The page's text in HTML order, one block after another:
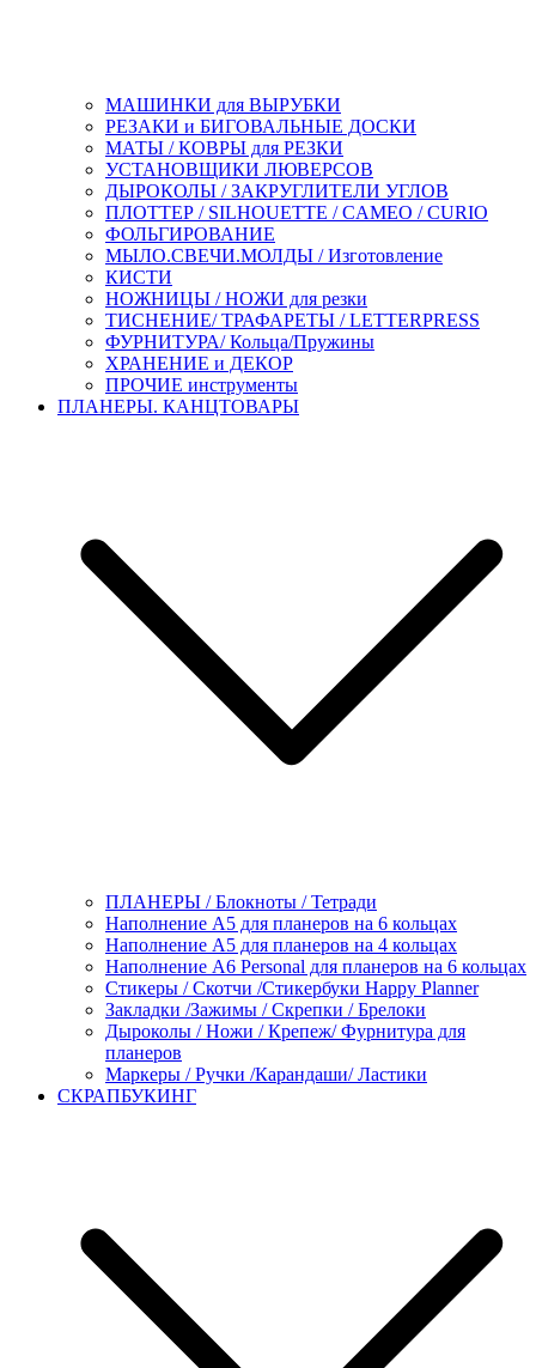
МАШИНКИ для ВЫРУБКИ
РЕЗАКИ и БИГОВАЛЬНЫЕ ДОСКИ
МАТЫ / КОВРЫ для РЕЗКИ
УСТАНОВЩИКИ ЛЮВЕРСОВ
ДЫРОКОЛЫ / ЗАКРУГЛИТЕЛИ УГЛОВ
ПЛОТТЕР / SILHOUETTE / CAMEO / CURIO
ФОЛЬГИРОВАНИЕ
МЫЛО.СВЕЧИ.МОЛДЫ / Изготовление
КИСТИ
НОЖНИЦЫ / НОЖИ для резки
ТИСНЕНИЕ/ ТРАФАРЕТЫ / LETTERPRESS
ФУРНИТУРА/ Кольца/Пружины
ХРАНЕНИЕ и ДЕКОР
ПРОЧИЕ инструменты
ПЛАНЕРЫ. КАНЦТОВАРЫ
ПЛАНЕРЫ / Блокноты / Тетради
Наполнение А5 для планеров на 6 кольцах
Наполнение А5 для планеров на 4 кольцах
Наполнение А6 Personal для планеров на 6 кольцах
Стикеры / Скотчи /Стикербуки Happy Planner
Закладки /Зажимы / Скрепки / Брелоки
Дыроколы / Ножи / Крепеж/ Фурнитура для
планеров
Маркеры / Ручки /Карандаши/ Ластики
СКРАПБУКИНГ